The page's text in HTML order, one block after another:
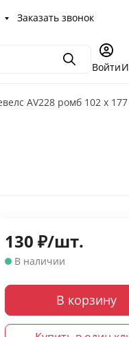
Заказать звонок
ПоискВойти
AV228 ромб 102 х
130 ₽/шт.
В наличии
В корзину